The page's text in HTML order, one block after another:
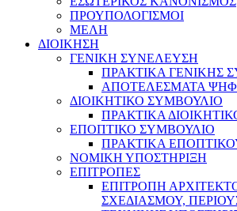
ΠΡΟΥΠΟΛΟΓΙΣΜΟΙ
ΜΕΛΗ
ΔΙΟΙΚΗΣΗ
ΓΕΝΙΚΗ ΣΥΝΕΛΕΥΣΗ
ΠΡΑΚΤΙΚΑ ΓΕΝΙΚΗΣ
ΑΠΟΤΕΛΕΣΜΑΤΑ
ΔΙΟΙΚΗΤΙΚΟ ΣΥΜΒΟΥΛΙΟ
ΠΡΑΚΤΙΚΑ
ΕΠΟΠΤΙΚΟ ΣΥΜΒΟΥΛΙΟ
ΠΡΑΚΤΙΚΑ
ΝΟΜΙΚΗ ΥΠΟΣΤΗΡΙΞΗ
ΕΠΙΤΡΟΠΕΣ
ΕΠΙΤΡΟΠΗ
ΣΧΕΔΙΑΣΜΟΥ,